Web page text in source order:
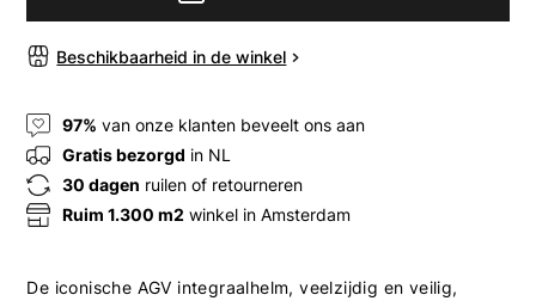
Beschikbaarheid in de winkel
97% van onze klanten beveelt ons aan
Gratis bezorgd in NL
30 dagen ruilen of retourneren
Ruim 1.300 m2 winkel in Amsterdam
De iconische AGV integraalhelm, veelzijdig en veilig,